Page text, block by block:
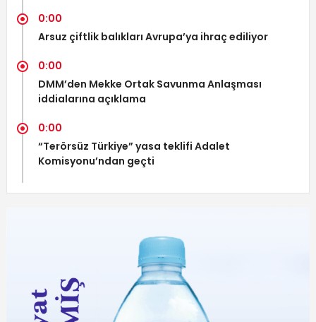
0:00
Arsuz çiftlik balıkları Avrupa’ya ihraç ediliyor
0:00
DMM’den Mekke Ortak Savunma Anlaşması
iddialarına açıklama
0:00
“Terörsüz Türkiye” yasa teklifi Adalet
Komisyonu’ndan geçti